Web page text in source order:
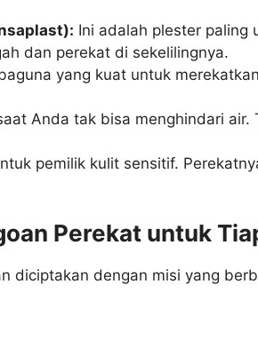
Ini adalah plester paling
dan perekat di sekelilingnya.
yang kuat untuk
Anda tak bisa menghindari
pemilik kulit sensitif.
Perekat untuk
diciptakan dengan misi yang